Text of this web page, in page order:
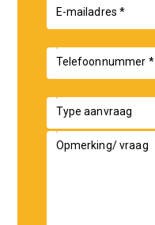
E-mailadres *
Telefoonnummer *
Type aanvraag
Opmerking/ vraag